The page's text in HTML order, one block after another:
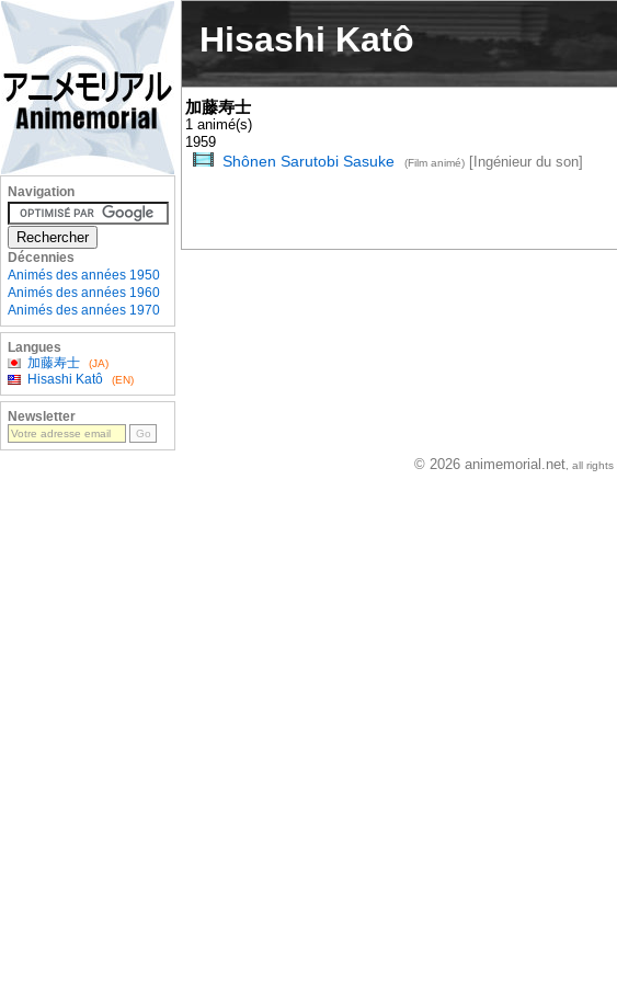
Hisashi Katô
加藤寿士
1 animé(s)
1959
Shônen Sarutobi Sasuke (Film animé)[Ingénieur du son]
Navigation
Décennies
Animés des années 1950
Animés des années 1960
Animés des années 1970
Langues
加藤寿士
(JA)
Hisashi Katô (EN)
Newsletter
© 2026 animemorial.net , all